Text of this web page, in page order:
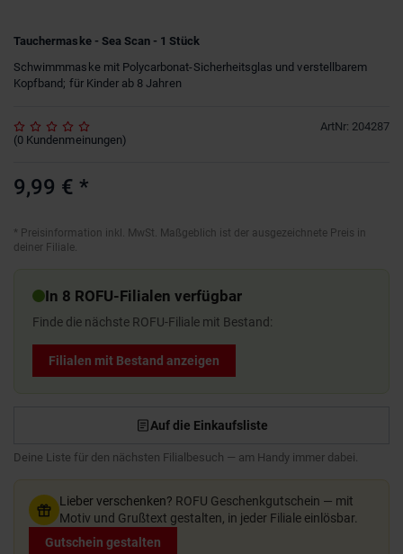
Tauchermaske - Sea Scan - 1 Stück
Schwimmmaske mit Polycarbonat-Sicherheitsglas und verstellbarem
Kopfband; für Kinder ab 8 Jahren
ArtNr: 204287
(0 Kundenmeinungen)
9,99 € *
* Preisinformation inkl. MwSt. Maßgeblich ist der ausgezeichnete Preis in
deiner Filiale.
In 8 ROFU-Filialen verfügbar
Finde die nächste ROFU-Filiale mit Bestand:
Filialen mit Bestand anzeigen
Auf die Einkaufsliste
Deine Liste für den nächsten Filialbesuch — am Handy immer dabei.
Lieber verschenken? ROFU Geschenkgutschein — mit
Motiv und Grußtext gestalten, in jeder Filiale einlösbar.
Gutschein gestalten